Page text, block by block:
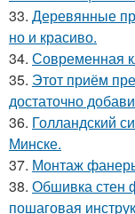
33. Деревянные
но и красиво.
34. Современная
35. Этот приём
достаточно
36. Голландский
Минске.
37. Монтаж
38. Обшивка стен
пошаговая